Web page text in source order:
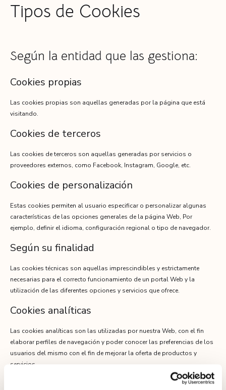
Tipos de Cookies
Según la entidad que las gestiona:
Cookies propias
Las cookies propias son aquellas generadas por la página que está
visitando.
Cookies de terceros
Las cookies de terceros son aquellas generadas por servicios o
proveedores externos, como Facebook, Instagram, Google, etc.
Cookies de personalización
Estas cookies permiten al usuario especificar o personalizar algunas
características de las opciones generales de la página Web, Por
ejemplo, definir el idioma, configuración regional o tipo de navegador.
Según su finalidad
Las cookies técnicas son aquellas imprescindibles y estrictamente
necesarias para el correcto funcionamiento de un portal Web y la
utilización de las diferentes opciones y servicios que ofrece.
Cookies analíticas
Las cookies analíticas son las utilizadas por nuestra Web, con el fin
elaborar perfiles de navegación y poder conocer las preferencias de los
usuarios del mismo con el fin de mejorar la oferta de productos y
servicios.
Cookies publicitarias / de publicidad